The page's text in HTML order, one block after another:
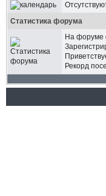
Статистика форума
На форуме
Рекорд